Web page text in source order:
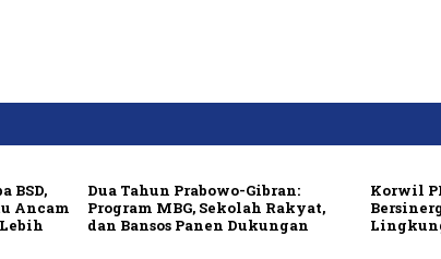
BSD,
Ancam
Dua Tahun Prabowo-Gibran:
Program MBG, Sekolah Rakyat,
dan Bansos Panen Dukungan
Korwil